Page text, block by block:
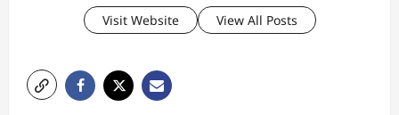
Visit Website View All Posts